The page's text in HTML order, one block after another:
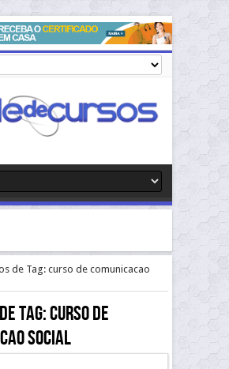
de Tag: curso de comunicacao
Tag:curso de
social